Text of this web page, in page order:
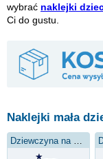
wybrać naklejki
Ci do gustu.
Naklejki mała